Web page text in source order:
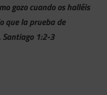
gozo cuando os halléis
que la prueba de
1:2-3